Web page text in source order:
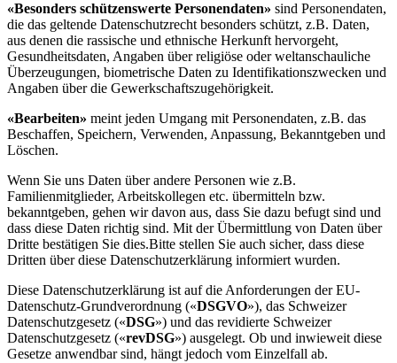
«Besonders schützenswerte Personendaten» sind Personendaten,
die das geltende Datenschutzrecht besonders schützt, z.B. Daten,
aus denen die rassische und ethnische Herkunft hervorgeht,
Gesundheitsdaten, Angaben über religiöse oder weltanschauliche
Überzeugungen, biometrische Daten zu Identifikationszwecken und
Angaben über die Gewerkschaftszugehörigkeit.
«Bearbeiten» meint jeden Umgang mit Personendaten, z.B. das
Beschaffen, Speichern, Verwenden, Anpassung, Bekanntgeben und
Löschen.
Wenn Sie uns Daten über andere Personen wie z.B.
Familienmitglieder, Arbeitskollegen etc. übermitteln bzw.
bekanntgeben, gehen wir davon aus, dass Sie dazu befugt sind und
dass diese Daten richtig sind. Mit der Übermittlung von Daten über
Dritte bestätigen Sie dies.Bitte stellen Sie auch sicher, dass diese
Dritten über diese Datenschutzerklärung informiert wurden.
Diese Datenschutzerklärung ist auf die Anforderungen der EU-
Datenschutz-Grundverordnung («DSGVO»), das Schweizer
Datenschutzgesetz («DSG») und das revidierte Schweizer
Datenschutzgesetz («revDSG») ausgelegt. Ob und inwieweit diese
Gesetze anwendbar sind, hängt jedoch vom Einzelfall ab.